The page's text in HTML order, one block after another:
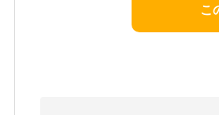
こ